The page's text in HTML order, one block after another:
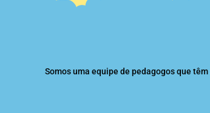
Somos uma equipe de pedagogos que